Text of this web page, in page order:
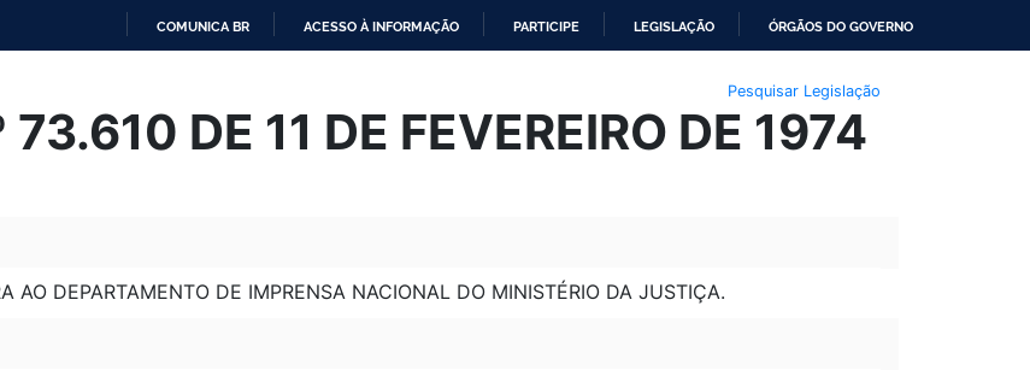
O
CONTEÚDO
COMUNICA BR ACESSO À INFORMAÇÃO PARTICIPE LEGISLAÇÃO ÓRGÃOS DO GOVERNO
Pesquisar Legislação
73.610 DE 11 DE FEVEREIRO DE 1974
AO DEPARTAMENTO DE IMPRENSA NACIONAL DO MINISTÉRIO DA JUSTIÇA.